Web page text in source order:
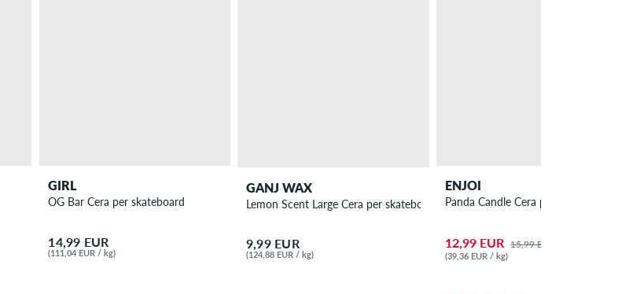
GIRL
OG Bar Cera per skateboard
14,99 EUR
(111,04 EUR / kg)
GANJ WAX
Lemon Scent Large Cera per skateboard
9,99 EUR
(124,88 EUR / kg)
ENJOI
Panda Candle Cera per skateboard
12,99 EUR 15,99 EUR
(39,36 EUR / kg)